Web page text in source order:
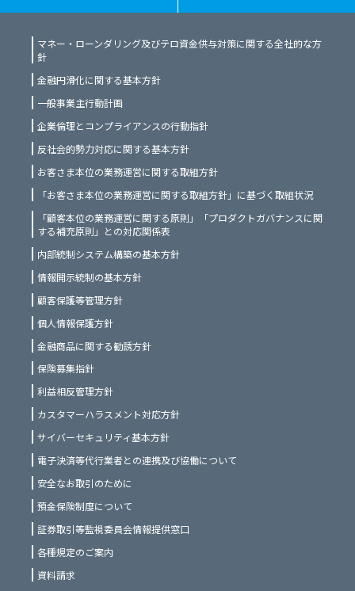
マネー・ローンダリング及びテロ資金供与対策に関する全社的な方
針
金融円滑化に関する基本方針
一般事業主行動計画
企業倫理とコンプライアンスの行動指針
反社会的勢力対応に関する基本方針
お客さま本位の業務運営に関する取組方針
「お客さま本位の業務運営に関する取組方針」に基づく取組状況
「顧客本位の業務運営に関する原則」「プロダクトガバナンスに関
する補充原則」との対応関係表
内部統制システム構築の基本方針
情報開示統制の基本方針
顧客保護等管理方針
個人情報保護方針
金融商品に関する勧誘方針
保険募集指針
利益相反管理方針
カスタマーハラスメント対応方針
サイバーセキュリティ基本方針
電子決済等代行業者との連携及び協働について
安全なお取引のために
預金保険制度について
証券取引等監視委員会情報提供窓口
各種規定のご案内
資料請求